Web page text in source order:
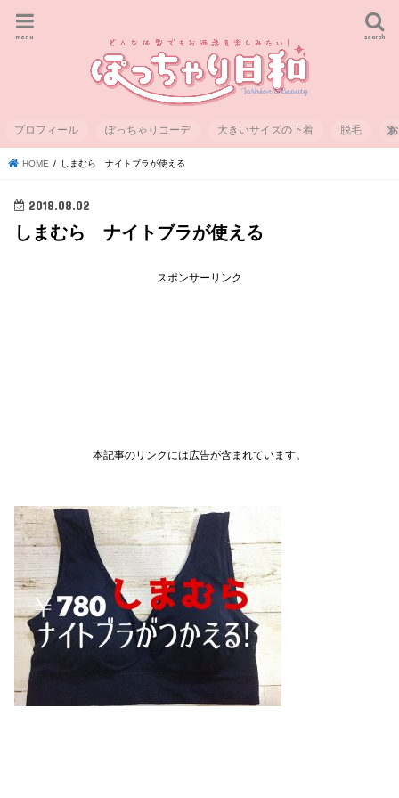
search
menu
プロフィール ぽっちゃりコーデ 大きいサイズの下着 脱毛
HOME しまむら ナイトブラが使える
2018.08.02
しまむら ナイトブラが使える
スポンサーリンク
本記事のリンクには広告が含まれています。